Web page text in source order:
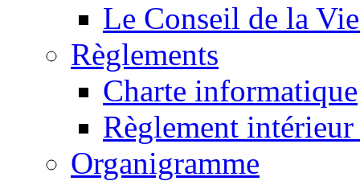
Le Conseil de la
Règlements
Charte informatique
Règlement
Organigramme